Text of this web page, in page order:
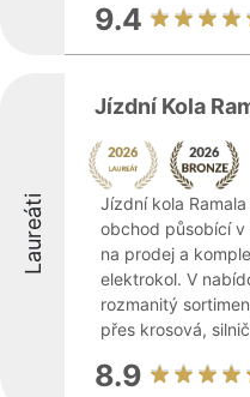
9.4
Laureáti
Jízdní Kola
Jízdní kola
obchod působící v
na prodej a
elektrokol. V
rozmanitý
přes krosová,
8.9